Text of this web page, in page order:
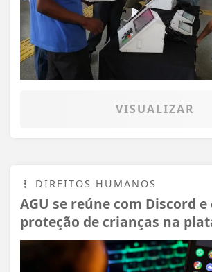
VISUALIZAR
DIREITOS HUMANOS
AGU se reúne com Discord e
proteção de crianças na